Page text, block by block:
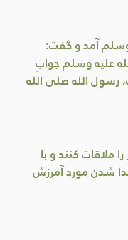
وسلم آمد و گفت:
عليه وسلم جوابِ
رسول الله صلى الله
ملاقات کنند و با
شدن مورد آمرزش